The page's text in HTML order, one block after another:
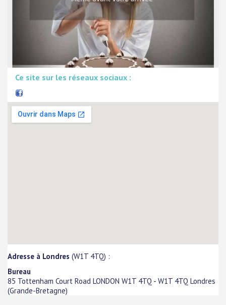
Ce site sur les réseaux sociaux :
Adresse à Londres (W1T 4TQ) :
Bureau
85 Tottenham Court Road LONDON W1T 4TQ - W1T 4TQ Londres
(Grande-Bretagne)